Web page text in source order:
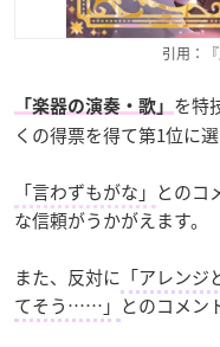
引用：
「楽器の演奏・歌」 を特
くの得票を得て第1位に
「言わずもがな」 とのコ
な信頼がうかがえます。
また、反対に 「アレン
てそう……」 とのコメン